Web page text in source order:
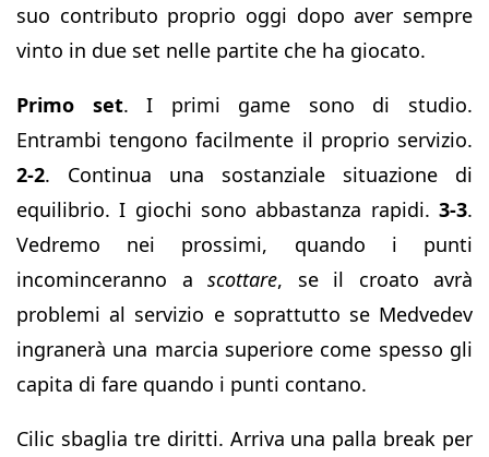
suo contributo proprio oggi dopo aver sempre
vinto in due set nelle partite che ha giocato.
Primo set. I primi game sono di studio.
Entrambi tengono facilmente il proprio servizio.
2-2. Continua una sostanziale situazione di
equilibrio. I giochi sono abbastanza rapidi. 3-3.
Vedremo nei prossimi, quando i punti
incominceranno a scottare, se il croato avrà
problemi al servizio e soprattutto se Medvedev
ingranerà una marcia superiore come spesso gli
capita di fare quando i punti contano.
Cilic sbaglia tre diritti. Arriva una palla break per